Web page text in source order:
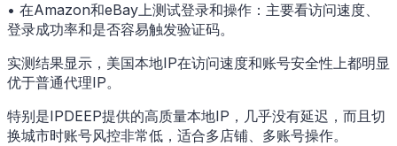
• 在Amazon和eBay上测试登录和操作：主要看访问速度、
登录成功率和是否容易触发验证码。
实测结果显示，美国本地IP在访问速度和账号安全性上都明显
优于普通代理IP。
特别是IPDEEP提供的高质量本地IP，几乎没有延迟，而且切
换城市时账号风控非常低，适合多店铺、多账号操作。